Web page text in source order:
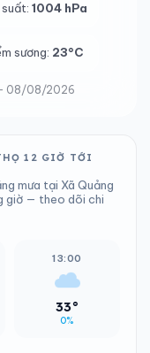
suất:1004 hPa
sương: 23°C
08/08/2026
12 GIỜ TỚI
mưa tại Xã Quảng
giờ — theo dõi chi
13:00
33°
0%